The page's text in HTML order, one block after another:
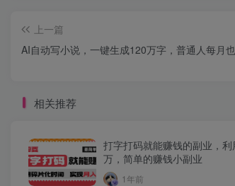
上一篇
AI自动写小说，一键生成120万字，普通人每月
相关推荐
打字打码就能赚钱的副业，
万，简单的赚钱小副业
1年前